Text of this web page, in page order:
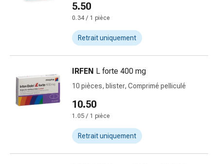
fermeture
plaies
adhésifs
Pommade
à
tirer
Tampons
médicaux
5.50
0.34 / 1 pièce
Retrait uniquement
IRFEN L forte 400 mg
10 pièces, blister, Comprimé pelliculé
10.50
1.05 / 1 pièce
Retrait uniquement